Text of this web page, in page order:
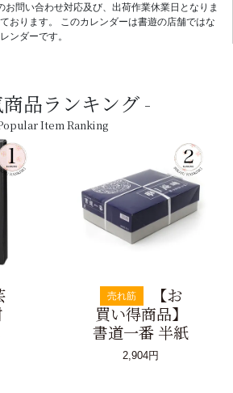
お問い合わせ対応及び、出荷作業休業日となりま
おります。 このカレンダーは書遊の店舗ではな
ンダーです。
商品ランキング
Item Ranking
売れ筋
【お
買い得商品】
書道一番 半紙
2,904円